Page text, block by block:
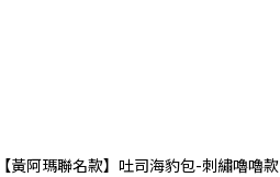
【黃阿瑪聯名款】吐司海豹包-刺繡嚕嚕款